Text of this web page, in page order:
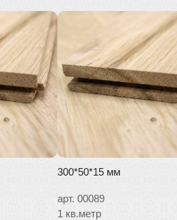
300*50*15 мм
арт. 00089
1 кв.метр